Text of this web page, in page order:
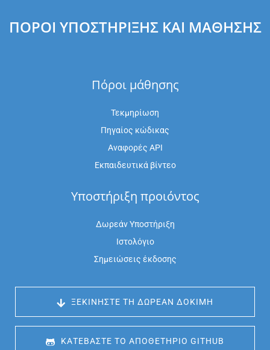
ΠΌΡΟΙ ΥΠΟΣΤΉΡΙΞΗΣ ΚΑΙ ΜΆΘΗΣΗΣ
Πόροι μάθησης
Τεκμηρίωση
Πηγαίος κώδικας
Αναφορές API
Εκπαιδευτικά βίντεο
Υποστήριξη προιόντος
Δωρεάν Υποστήριξη
Ιστολόγιο
Σημειώσεις έκδοσης
ΞΕΚΙΝΉΣΤΕ ΤΗ ΔΩΡΕΆΝ ΔΟΚΙΜΉ
ΚΑΤΕΒΆΣΤΕ ΤΟ ΑΠΟΘΕΤΉΡΙΟ GITHUB